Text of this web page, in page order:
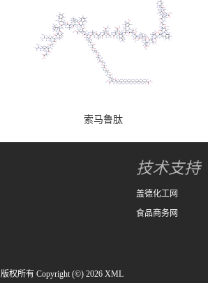
索马鲁肽
技术支持
盖德化工网
食品商务网
版权所有 Copyright (©) 2026 XML